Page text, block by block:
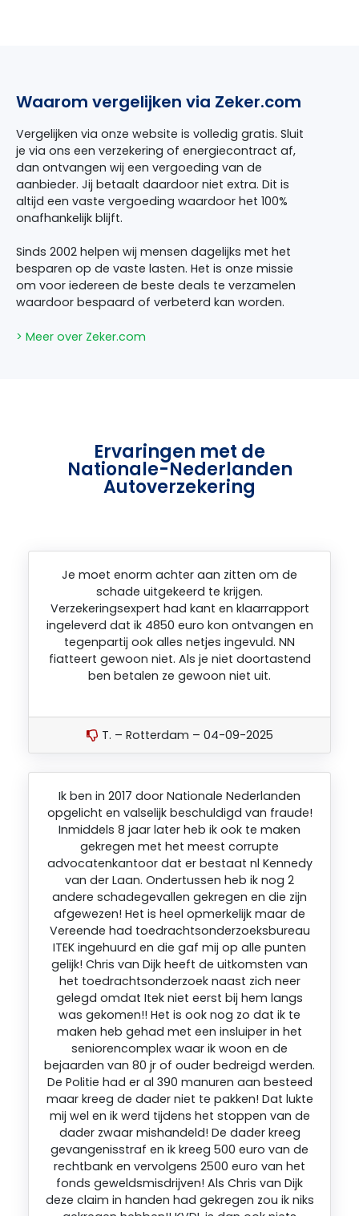
Waarom vergelijken via Zeker.com
Vergelijken via onze website is volledig gratis. Sluit
je via ons een verzekering of energiecontract af,
dan ontvangen wij een vergoeding van de
aanbieder. Jij betaalt daardoor niet extra. Dit is
altijd een vaste vergoeding waardoor het 100%
onafhankelijk blijft.
Sinds 2002 helpen wij mensen dagelijks met het
besparen op de vaste lasten. Het is onze missie
om voor iedereen de beste deals te verzamelen
waardoor bespaard of verbeterd kan worden.
> Meer over Zeker.com
Ervaringen met de
Nationale-Nederlanden
Autoverzekering
Je moet enorm achter aan zitten om de
schade uitgekeerd te krijgen.
Verzekeringsexpert had kant en klaarrapport
ingeleverd dat ik 4850 euro kon ontvangen en
tegenpartij ook alles netjes ingevuld. NN
fiatteert gewoon niet. Als je niet doortastend
ben betalen ze gewoon niet uit.
T. – Rotterdam – 04-09-2025
Ik ben in 2017 door Nationale Nederlanden
opgelicht en valselijk beschuldigd van fraude!
Inmiddels 8 jaar later heb ik ook te maken
gekregen met het meest corrupte
advocatenkantoor dat er bestaat nl Kennedy
van der Laan. Ondertussen heb ik nog 2
andere schadegevallen gekregen en die zijn
afgewezen! Het is heel opmerkelijk maar de
Vereende had toedrachtsonderzoeksbureau
ITEK ingehuurd en die gaf mij op alle punten
gelijk! Chris van Dijk heeft de uitkomsten van
het toedrachtsonderzoek naast zich neer
gelegd omdat Itek niet eerst bij hem langs
was gekomen!! Het is ook nog zo dat ik te
maken heb gehad met een insluiper in het
seniorencomplex waar ik woon en de
bejaarden van 80 jr of ouder bedreigd werden.
De Politie had er al 390 manuren aan besteed
maar kreeg de dader niet te pakken! Dat lukte
mij wel en ik werd tijdens het stoppen van de
dader zwaar mishandeld! De dader kreeg
gevangenisstraf en ik kreeg 500 euro van de
rechtbank en vervolgens 2500 euro van het
fonds geweldsmisdrijven! Als Chris van Dijk
deze claim in handen had gekregen zou ik niks